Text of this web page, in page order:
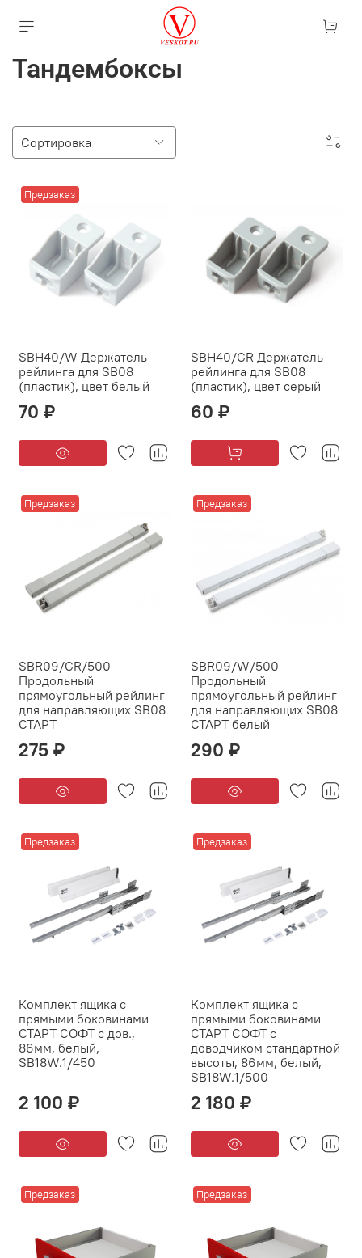
Тандембоксы
Предзаказ
SBH40/W Держатель
рейлинга для SB08
(пластик), цвет белый
70 ₽
SBH40/GR Держатель
рейлинга для SB08
(пластик), цвет серый
60 ₽
Предзаказ
SBR09/GR/500
Продольный
прямоугольный рейлинг
для направляющих SB08
СТАРТ
275 ₽
Предзаказ
SBR09/W/500
Продольный
прямоугольный рейлинг
для направляющих SB08
СТАРТ белый
290 ₽
Предзаказ
Комплект ящика с
прямыми боковинами
СТАРТ СОФТ с дов.,
86мм, белый,
SB18W.1/450
2 100 ₽
Предзаказ
Комплект ящика с
прямыми боковинами
СТАРТ СОФТ с
доводчиком стандартной
высоты, 86мм, белый,
SB18W.1/500
2 180 ₽
Предзаказ Предзаказ